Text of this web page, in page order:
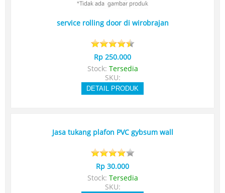
service rolling door di wirobrajan
Rp 250.000
Stock: Tersedia
SKU:
DETAIL PRODUK
Jasa tukang plafon PVC gybsum wall
Rp 30.000
Stock: Tersedia
SKU: